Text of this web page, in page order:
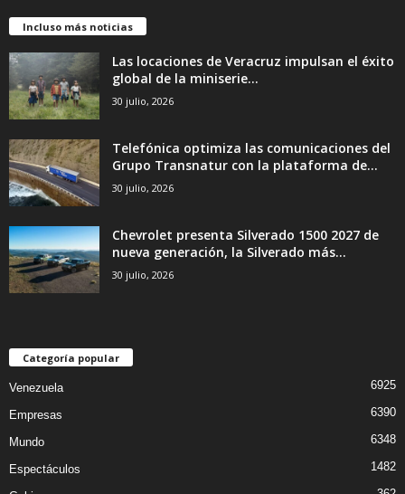
Incluso más noticias
Las locaciones de Veracruz impulsan el éxito
global de la miniserie...
30 julio, 2026
Telefónica optimiza las comunicaciones del
Grupo Transnatur con la plataforma de...
30 julio, 2026
Chevrolet presenta Silverado 1500 2027 de
nueva generación, la Silverado más...
30 julio, 2026
Categoría popular
Venezuela 6925
Empresas 6390
Mundo 6348
Espectáculos 1482